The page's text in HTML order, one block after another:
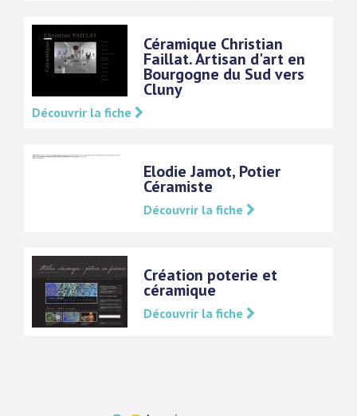
Céramique Christian
Faillat. Artisan d'art en
Bourgogne du Sud vers
Cluny
Découvrir la fiche
Elodie Jamot, Potier
Céramiste
Découvrir la fiche
Création poterie et
céramique
Découvrir la fiche